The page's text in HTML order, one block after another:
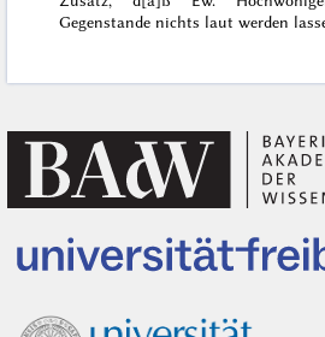
Gegenstande nichts laut werden